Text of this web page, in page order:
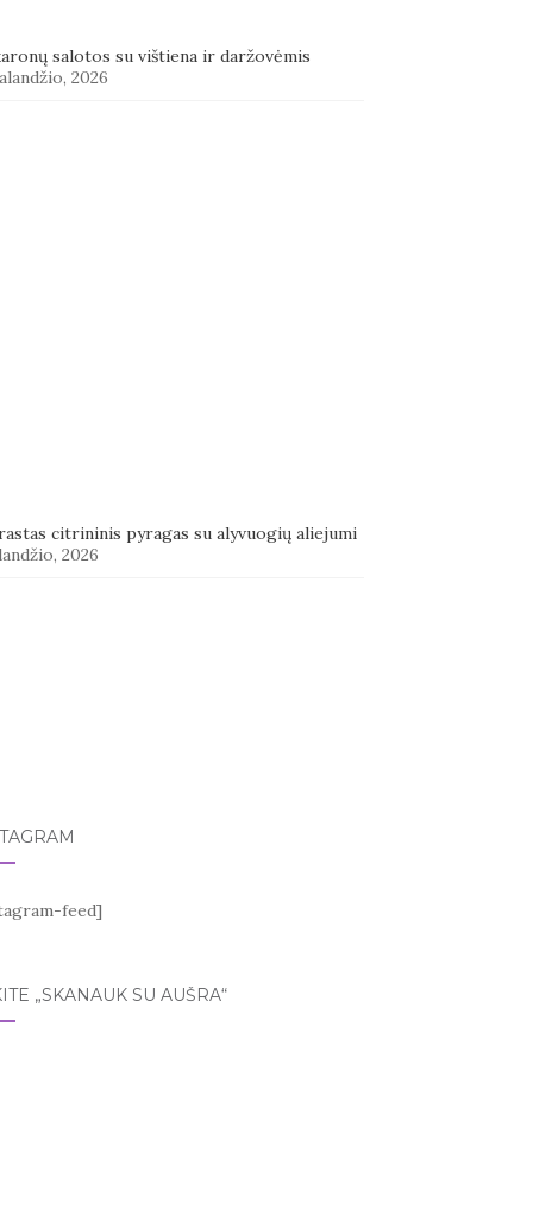
salotos su vištiena ir daržovėmis
2026
citrininis pyragas su alyvuogių aliejumi
2026
feed]
„SKANAUK SU AUŠRA“